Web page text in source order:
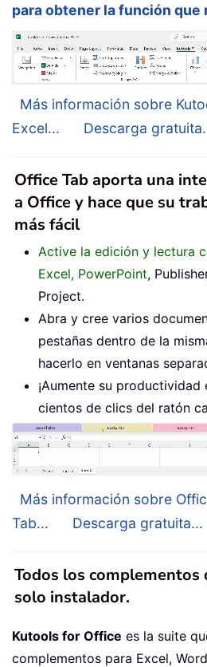
para obtener la función que
Más información sobre
Excel...
Descarga
Office Tab aporta una
a Office y hace que su
más fácil
Active la edición y lectura
Excel, PowerPoint,
Project.
Abra y cree varios
pestañas dentro de la
hacerlo en ventanas
¡Aumente su productividad
cientos de clics del ratón
Más información sobre
Tab...
Descarga gratuita...
Todos los complementos
solo instalador.
Kutools for Office es la suite
complementos para Excel,